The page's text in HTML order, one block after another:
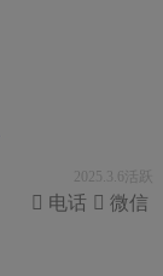
2025.3.6活跃
 微信
 电话